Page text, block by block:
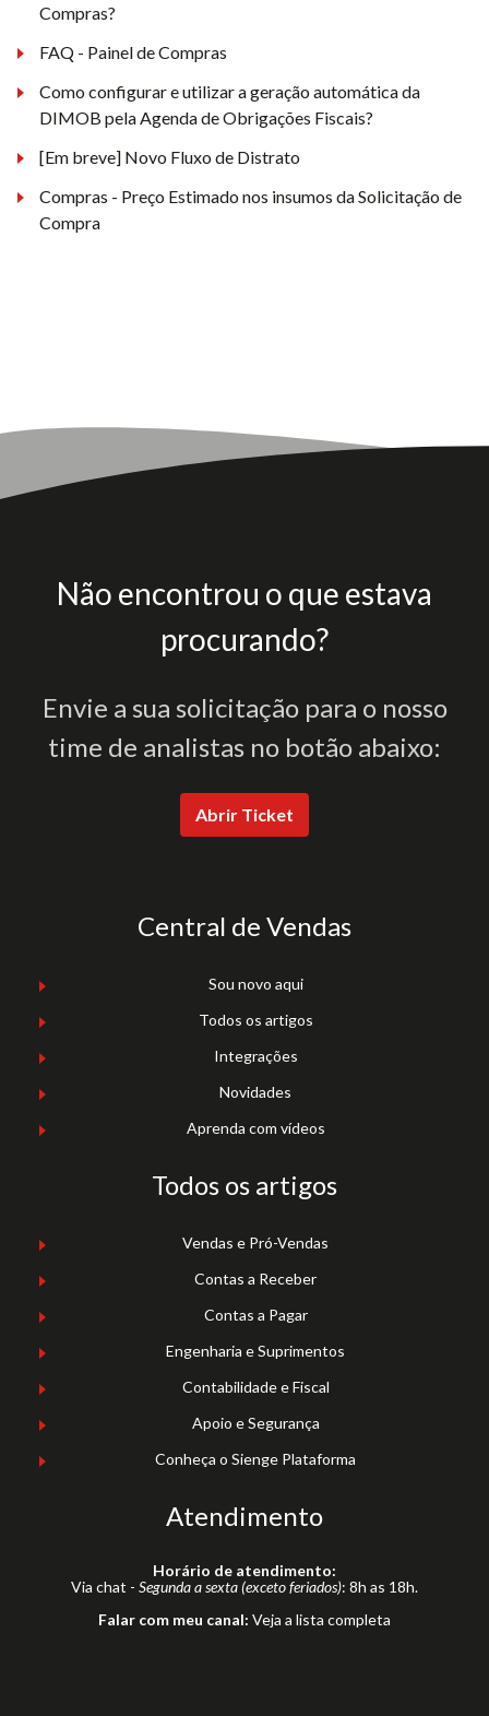
Compras?
FAQ - Painel de Compras
Como configurar e utilizar a geração automática da
DIMOB pela Agenda de Obrigações Fiscais?
[Em breve] Novo Fluxo de Distrato
Compras - Preço Estimado nos insumos da Solicitação de
Compra
Não encontrou o que estava
procurando?
Envie a sua solicitação para o nosso
time de analistas no botão abaixo:
Abrir Ticket
Central de Vendas
Sou novo aqui
Todos os artigos
Integrações
Novidades
Aprenda com vídeos
Todos os artigos
Vendas e Pró-Vendas
Contas a Receber
Contas a Pagar
Engenharia e Suprimentos
Contabilidade e Fiscal
Apoio e Segurança
Conheça o Sienge Plataforma
Atendimento
Horário de atendimento:
Via chat - Segunda a sexta (exceto feriados): 8h as 18h.
Falar com meu canal: Veja a lista completa